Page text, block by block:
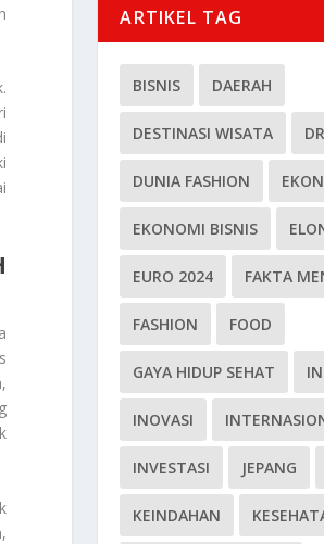
ARTIKEL TAG
BISNIS DAERAH
DESTINASI WISATA
DUNIA FASHION
EKONOMI BISNIS
EURO 2024 FAKTA
FASHION FOOD
GAYA HIDUP SEHAT
INOVASI
INVESTASI JEPANG
KEINDAHAN